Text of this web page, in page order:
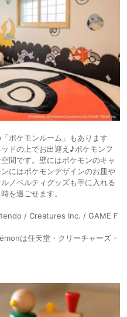
ポケモンルーム」もあります
ドの上でお出迎え♪ポケモンフ
間です。壁にはポケモンのキャ
にはポケモンデザインのお皿や
ノベルティグッズも手に入れる
を過ごせます。
/ Creatures Inc. / GAME F
は任天堂・クリーチャーズ・